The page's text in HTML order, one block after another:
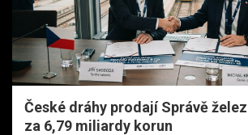
České dráhy prodají Správě
za 6,79 miliardy korun